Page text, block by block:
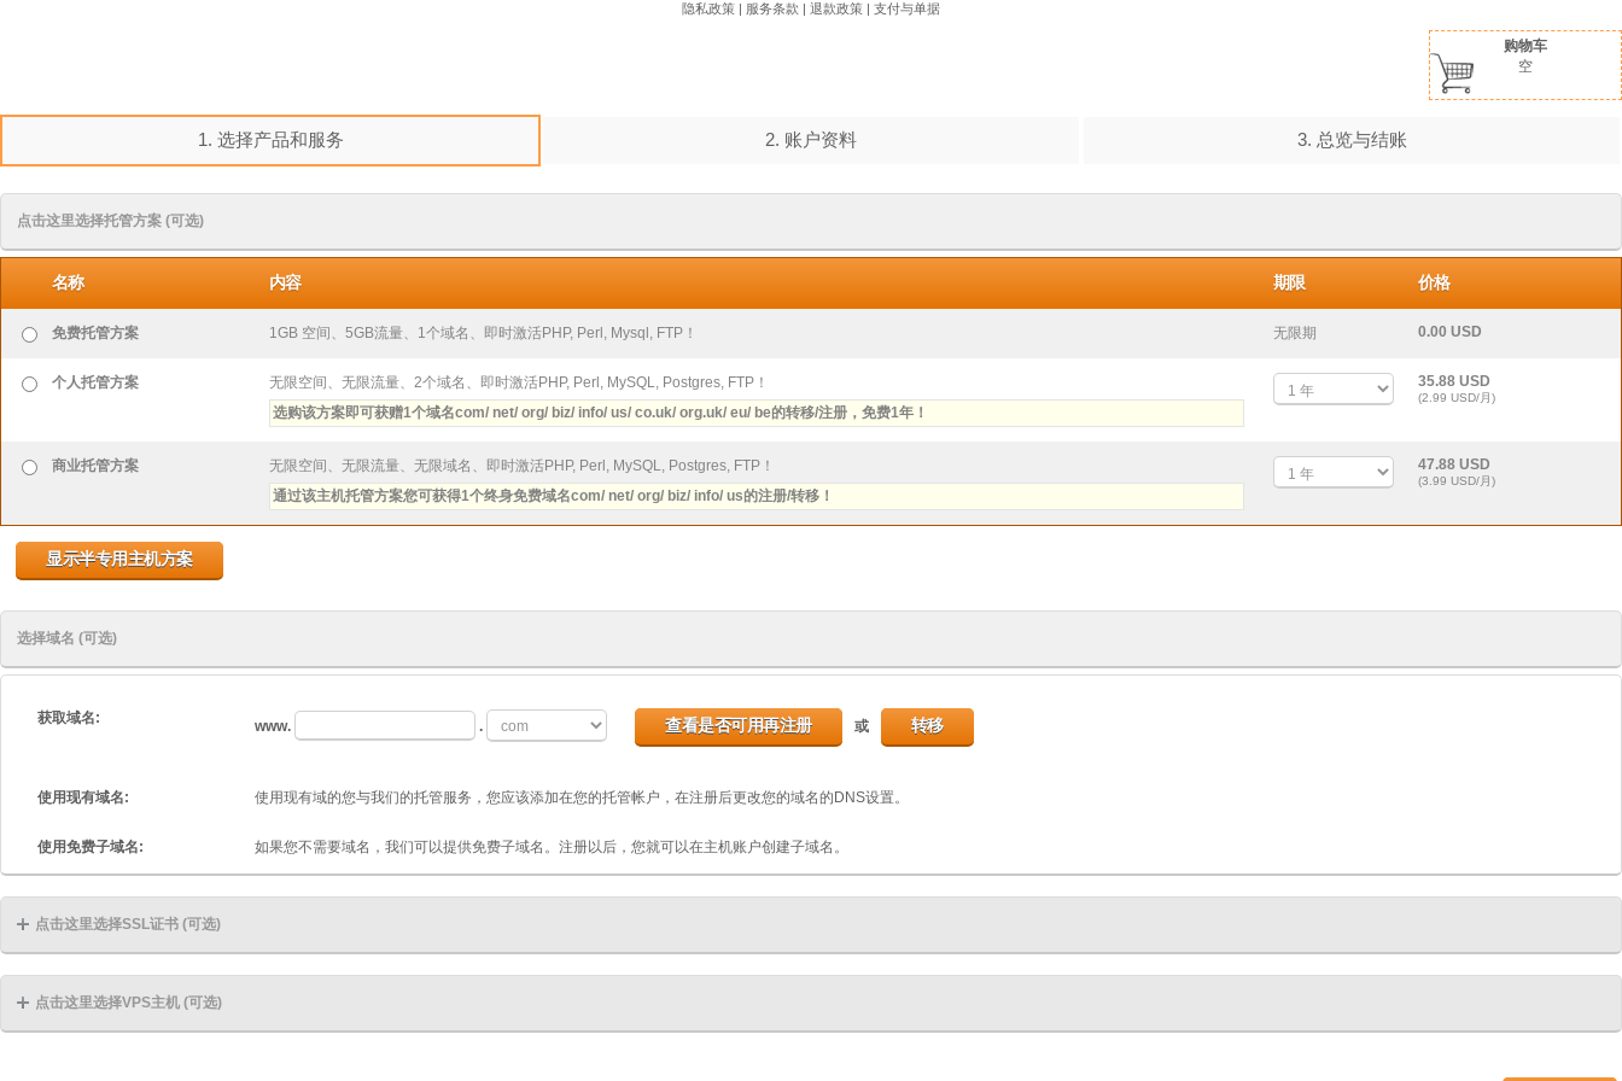
隐私政策 | 服务条款 | 退款政策 | 支付与单据
购物车
空
1. 选择产品和服务 2. 账户资料 3. 总览与结账
点击这里选择托管方案 (可选)
名称 内容 期限 价格
免费托管方案 1GB 空间、5GB流量、1个域名、即时激活PHP, Perl, Mysql, FTP！ 无限期 0.00 USD
个人托管方案
无限空间、无限流量、2个域名、即时激活PHP, Perl, MySQL, Postgres, FTP！
选购该方案即可获赠1个域名com/ net/ org/ biz/ info/ us/ co.uk/ org.uk/ eu/ be的转移/注册，免费1年！
35.88 USD
(2.99 USD/月)
商业托管方案
无限空间、无限流量、无限域名、即时激活PHP, Perl, MySQL, Postgres, FTP！
通过该主机托管方案您可获得1个终身免费域名com/ net/ org/ biz/ info/ us的注册/转移！
47.88 USD
(3.99 USD/月)
选择域名 (可选)
获取域名: www. . 或
使用现有域名: 使用现有域的您与我们的托管服务，您应该添加在您的托管帐户，在注册后更改您的域名的DNS设置。
使用免费子域名: 如果您不需要域名，我们可以提供免费子域名。注册以后，您就可以在主机账户创建子域名。
点击这里选择SSL证书 (可选)
点击这里选择VPS主机 (可选)